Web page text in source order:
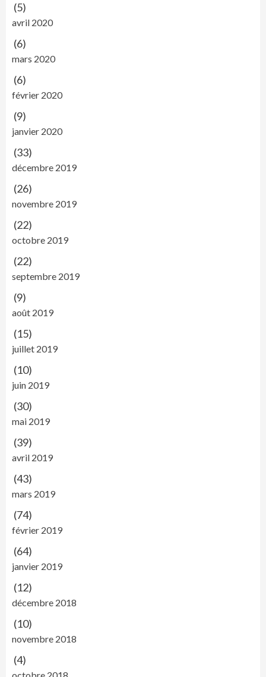
(5)
avril 2020
(6)
mars 2020
(6)
février 2020
(9)
janvier 2020
(33)
décembre 2019
(26)
novembre 2019
(22)
octobre 2019
(22)
septembre 2019
(9)
août 2019
(15)
juillet 2019
(10)
juin 2019
(30)
mai 2019
(39)
avril 2019
(43)
mars 2019
(74)
février 2019
(64)
janvier 2019
(12)
décembre 2018
(10)
novembre 2018
(4)